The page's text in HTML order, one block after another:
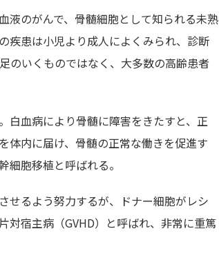
液のがんで、骨髄細胞として知られる未熟
疾患は小児より成人によくみられ、診断
のいくものではなく、大多数の高齢患者
白血病により骨髄に障害をきたすと、正
体内に届け、骨髄の正常な働きを促進す
胞移植と呼ばれる。
せるよう努力するが、ドナー細胞がレシ
対宿主病（GVHD）と呼ばれ、非常に重篤